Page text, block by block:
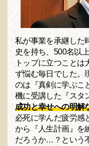
私が事業を承継した
史を持ち、500名以
トップに立つこと
ず悩む毎日でした。
のは『真剣に学ぶこ
機に受講した『スタ
成功と幸せへの明解
必死に学んだ疲労感
から『人生計画』を
だろうか…？という